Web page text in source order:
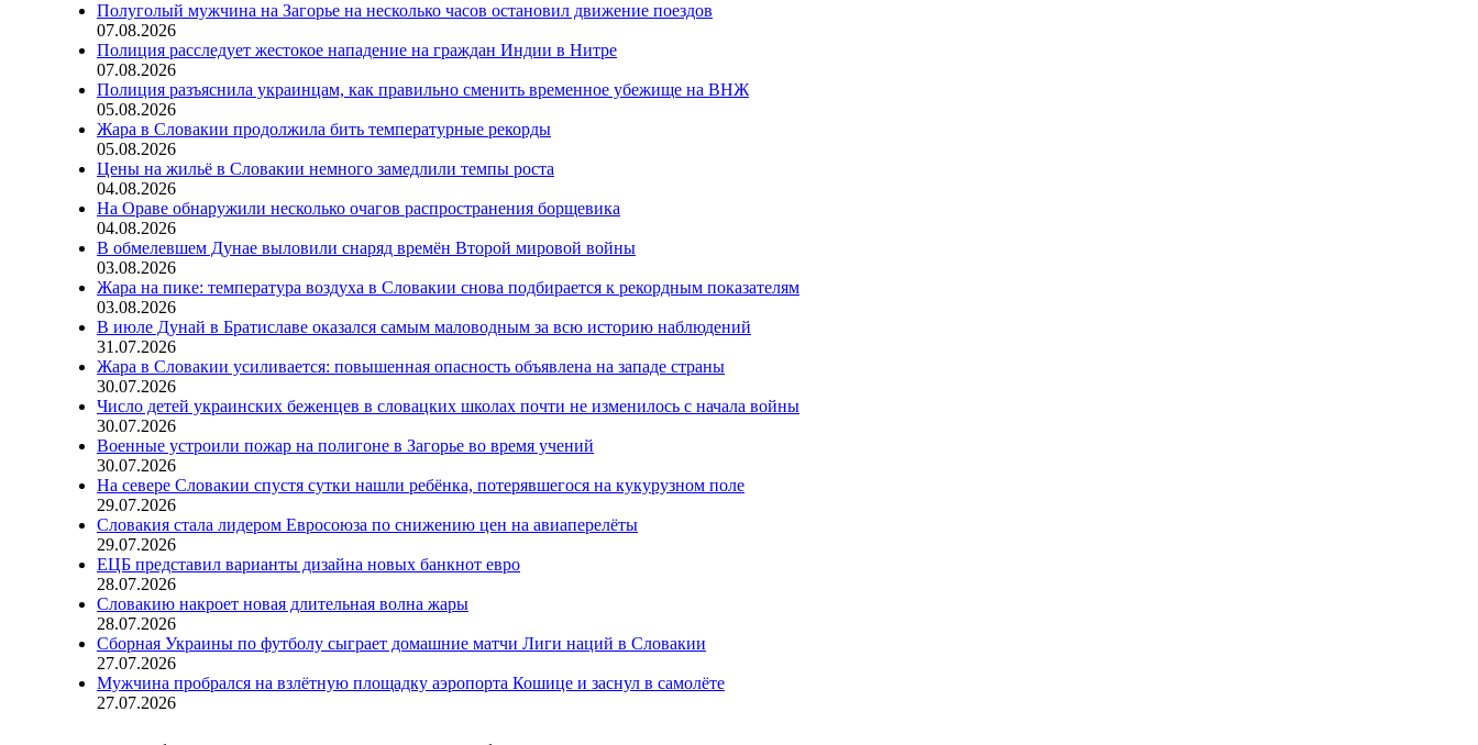
Полуголый мужчина на Загорье на несколько часов остановил движение поездов
07.08.2026
Полиция расследует жестокое нападение на граждан Индии в Нитре
07.08.2026
Полиция разъяснила украинцам, как правильно сменить временное убежище на ВНЖ
05.08.2026
Жара в Словакии продолжила бить температурные рекорды
05.08.2026
Цены на жильё в Словакии немного замедлили темпы роста
04.08.2026
На Ораве обнаружили несколько очагов распространения борщевика
04.08.2026
В обмелевшем Дунае выловили снаряд времён Второй мировой войны
03.08.2026
Жара на пике: температура воздуха в Словакии снова подбирается к рекордным показателям
03.08.2026
В июле Дунай в Братиславе оказался самым маловодным за всю историю наблюдений
31.07.2026
Жара в Словакии усиливается: повышенная опасность объявлена на западе страны
30.07.2026
Число детей украинских беженцев в словацких школах почти не изменилось с начала войны
30.07.2026
Военные устроили пожар на полигоне в Загорье во время учений
30.07.2026
На севере Словакии спустя сутки нашли ребёнка, потерявшегося на кукурузном поле
29.07.2026
Словакия стала лидером Евросоюза по снижению цен на авиаперелёты
29.07.2026
ЕЦБ представил варианты дизайна новых банкнот евро
28.07.2026
Словакию накроет новая длительная волна жары
28.07.2026
Сборная Украины по футболу сыграет домашние матчи Лиги наций в Словакии
27.07.2026
Мужчина пробрался на взлётную площадку аэропорта Кошице и заснул в самолёте
27.07.2026